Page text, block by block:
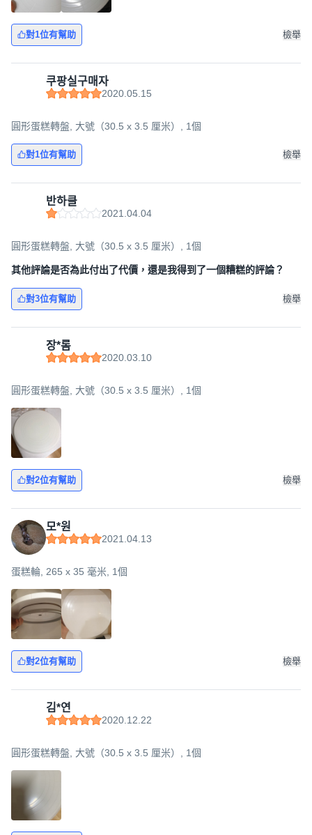
對1位有幫助 檢舉
쿠팡실구매자
2020.05.15
圓形蛋糕轉盤, 大號（30.5 x 3.5 厘米）, 1個
對1位有幫助 檢舉
반하클
2021.04.04
圓形蛋糕轉盤, 大號（30.5 x 3.5 厘米）, 1個
其他評論是否為此付出了代價，還是我得到了一個糟糕的評論？
對3位有幫助 檢舉
장*롬
2020.03.10
圓形蛋糕轉盤, 大號（30.5 x 3.5 厘米）, 1個
對2位有幫助 檢舉
모*원
2021.04.13
蛋糕輪, 265 x 35 毫米, 1個
對2位有幫助 檢舉
김*연
2020.12.22
圓形蛋糕轉盤, 大號（30.5 x 3.5 厘米）, 1個